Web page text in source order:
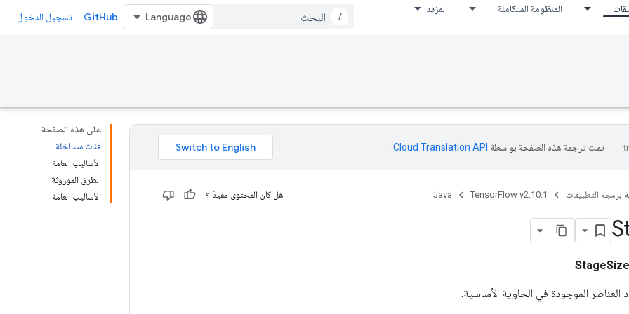
المنظومة المتكاملة المزيد
/
GitHub تسجيل الدخول
على هذه الصفحة
فئات متداخلة
الأساليب العامة
الطرق الموروثة
الأساليب العامة
تمت ترجمة هذه الصفحة بواسطة Cloud Translation API‏
برمجة التطبيقات TensorFlow v2.10.1
Java هل كان المحتوى مفيدًا؟
StageSize